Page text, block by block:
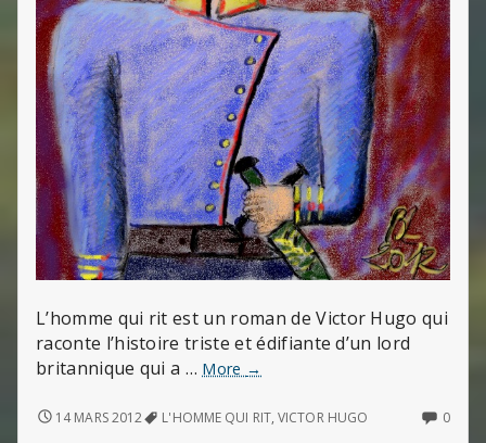
L’homme qui rit est un roman de Victor Hugo qui
raconte l’histoire triste et édifiante d’un lord
britannique qui a … More L’homme
rit
→
L’HOMME
14 MARS 2012 L'HOMME QUI RIT,VICTOR HUGO 0NO